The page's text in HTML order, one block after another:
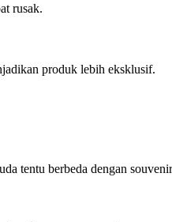
rusak.
produk lebih eksklusif.
tentu berbeda dengan